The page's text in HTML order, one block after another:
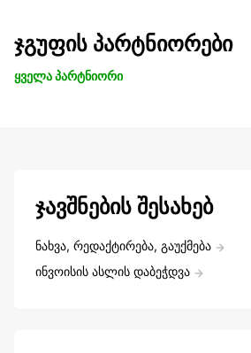
ჯგუფის პარტნიორები
ყველა პარტნიორი
ჯავშნების შესახებ
ნახვა, რედაქტირება, გაუქმება
ინვოისის ასლის დაბეჭდვა